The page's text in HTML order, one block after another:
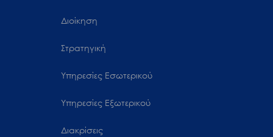
Διοίκηση
Στρατηγική
Υπηρεσίες Εσωτερικού
Υπηρεσίες Εξωτερικού
Διακρίσεις